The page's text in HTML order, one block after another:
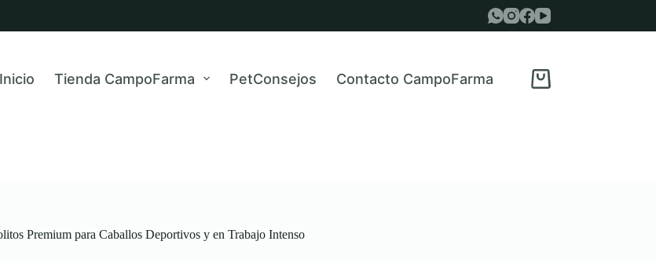
Inicio Tienda CampoFarma PetConsejos Contacto CampoFarma
Carro
Premium para Caballos Deportivos y en Trabajo Intenso